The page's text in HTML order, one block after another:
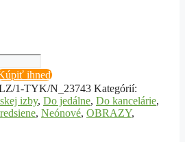
ihneď
1-TYK/N_23743 Kategórií:
izby, Do jedálne, Do kancelárie,
, Neónové, OBRAZY,